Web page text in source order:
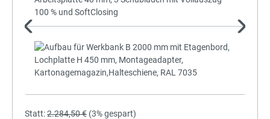
Statt:2.284,50 € (3%gespart)